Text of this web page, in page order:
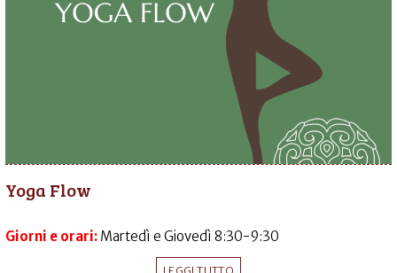
Yoga Flow
Giorni e orari: Martedì e Giovedì 8:30-9:30